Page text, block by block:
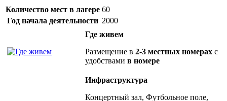
Количество мест в лагере 60
Год начала деятельности 2000
Где живем
Размещение в 2-3 местных номерах с
удобствами в номере
Инфраструктура
Концертный зал, Футбольное поле,